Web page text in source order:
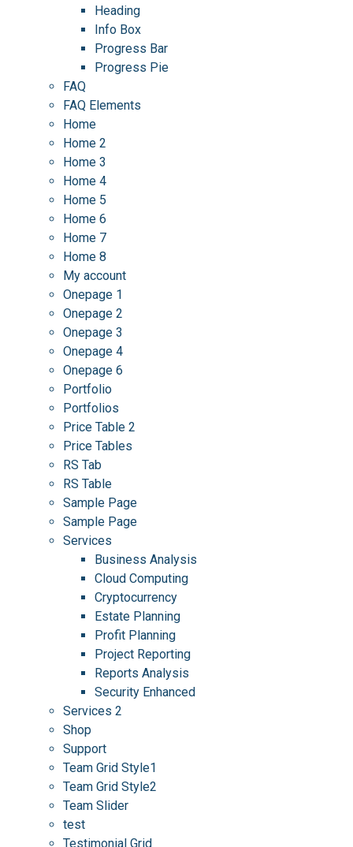
Heading
Info Box
Progress Bar
Progress Pie
FAQ
FAQ Elements
Home
Home 2
Home 3
Home 4
Home 5
Home 6
Home 7
Home 8
My account
Onepage 1
Onepage 2
Onepage 3
Onepage 4
Onepage 6
Portfolio
Portfolios
Price Table 2
Price Tables
RS Tab
RS Table
Sample Page
Sample Page
Services
Business Analysis
Cloud Computing
Cryptocurrency
Estate Planning
Profit Planning
Project Reporting
Reports Analysis
Security Enhanced
Services 2
Shop
Support
Team Grid Style1
Team Grid Style2
Team Slider
test
Testimonial Grid